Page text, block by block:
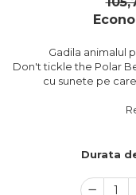
Gadila animalul
Don't tickle the Polar
cu sunete pe
Durata